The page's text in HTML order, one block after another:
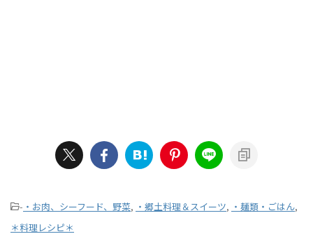
- ・お肉、シーフード、野菜, ・郷土料理＆スイーツ, ・麺類・ごはん,
＊料理レシピ＊